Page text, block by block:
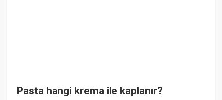
Pasta hangi krema ile kaplanır?